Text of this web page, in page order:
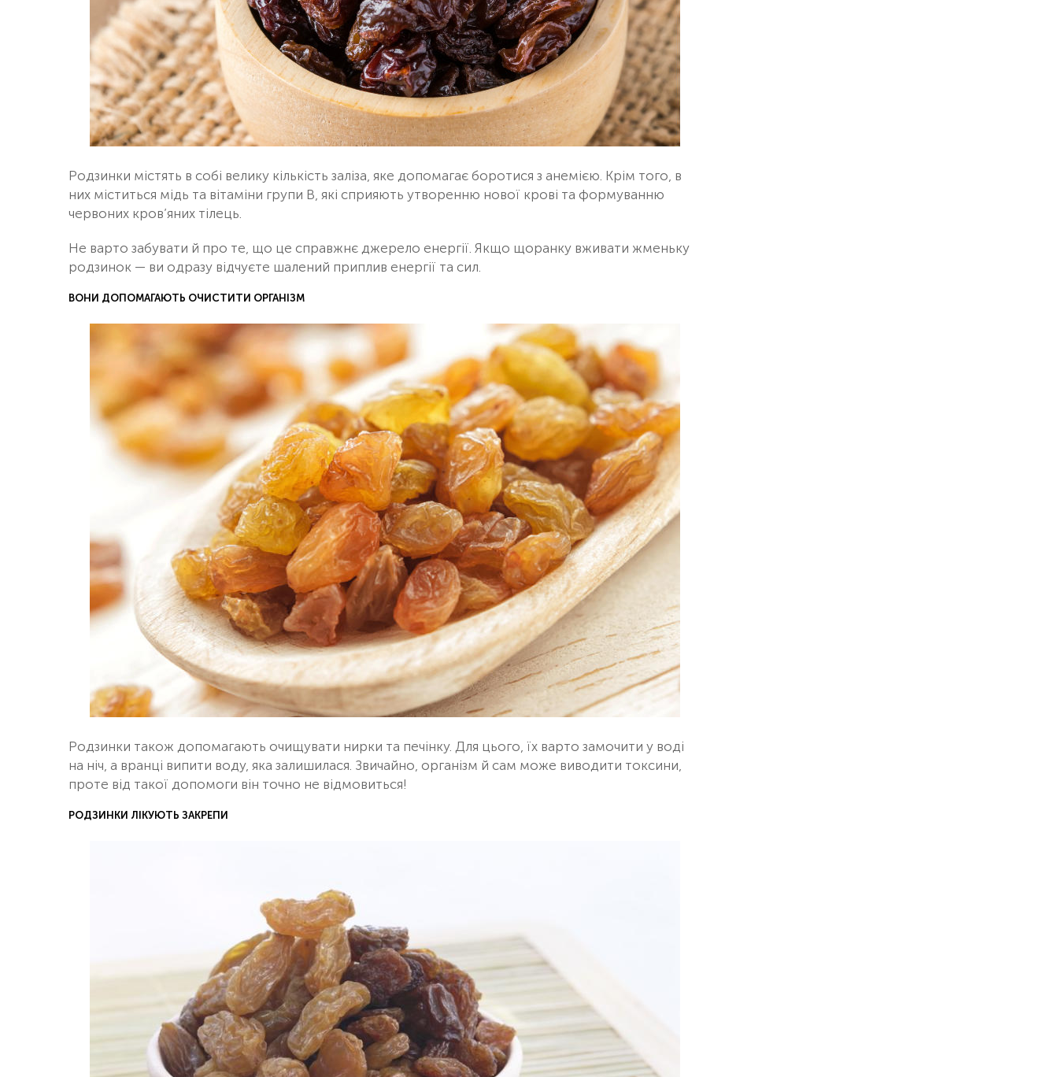
Родзинки містять в собі велику кількість заліза, яке допомагає боротися з анемією. Крім того, в
них міститься мідь та вітаміни групи B, які сприяють утворенню нової крові та формуванню
червоних кров’яних тілець.
Не варто забувати й про те, що це справжнє джерело енергії. Якщо щоранку вживати жменьку
родзинок — ви одразу відчуєте шалений приплив енергії та сил.
ВОНИ ДОПОМАГАЮТЬ ОЧИСТИТИ ОРГАНІЗМ
Родзинки також допомагають очищувати нирки та печінку. Для цього, їх варто замочити у воді
на ніч, а вранці випити воду, яка залишилася. Звичайно, організм й сам може виводити токсини,
проте від такої допомоги він точно не відмовиться!
РОДЗИНКИ ЛІКУЮТЬ ЗАКРЕПИ